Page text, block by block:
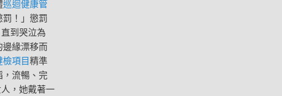
巡迴健康管
！」懲罰
到哭泣為
邊緣漂移而
檢項目精準
流暢、完
，她戴著一